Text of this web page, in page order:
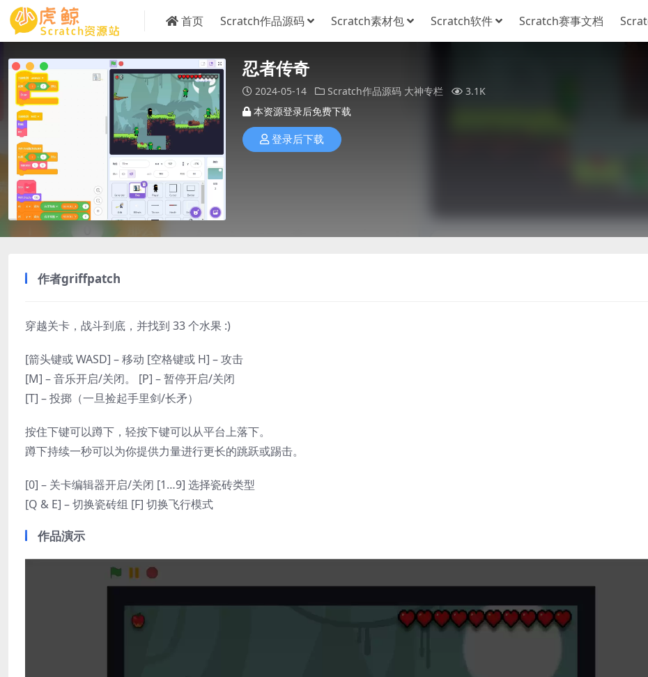
首页 Scratch作品源码 Scratch素材包 Scratch软件 Scratch赛事文档
忍者传奇
2024-05-14 Scratch作品源码 大神专栏
3.1K
本资源登录后免费下载
登录后下载
作者griffpatch
穿越关卡，战斗到底，并找到 33 个水果 :)
[箭头键或 WASD] – 移动 [空格键或 H] – 攻击
[M] – 音乐开启/关闭。 [P] – 暂停开启/关闭
[T] – 投掷（一旦捡起手里剑/长矛）
按住下键可以蹲下，轻按下键可以从平台上落下。
蹲下持续一秒可以为你提供力量进行更长的跳跃或踢击。
[0] – 关卡编辑器开启/关闭 [1…9] 选择瓷砖类型
[Q & E] – 切换瓷砖组 [F] 切换飞行模式
作品演示